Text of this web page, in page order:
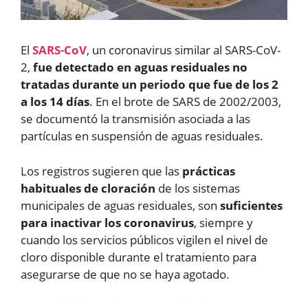
El SARS-CoV, un coronavirus similar al SARS-CoV-
2, fue detectado en aguas residuales no
tratadas durante un periodo que fue de los 2
a los 14 días. En el brote de SARS de 2002/2003,
se documentó la transmisión asociada a las
partículas en suspensión de aguas residuales.
Los registros sugieren que las prácticas
habituales de cloración de los sistemas
municipales de aguas residuales, son suficientes
para inactivar los coronavirus, siempre y
cuando los servicios públicos vigilen el nivel de
cloro disponible durante el tratamiento para
asegurarse de que no se haya agotado.